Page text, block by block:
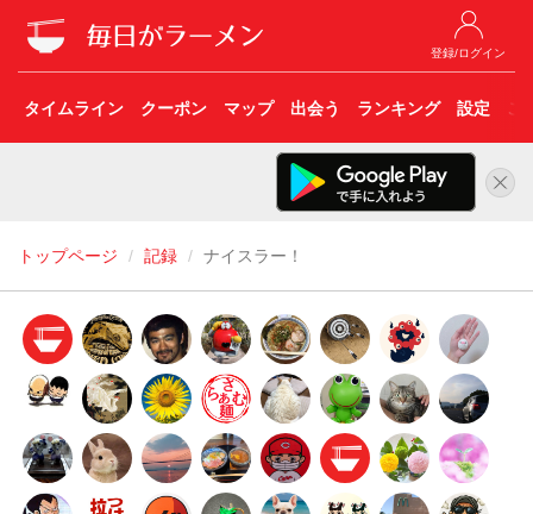
登録/ログイン
タイムライン クーポン マップ 出会う ランキング 設定 こ
トップページ 記録 ナイスラー！